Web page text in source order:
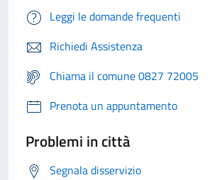
Leggi le domande frequenti
Richiedi Assistenza
Chiama il comune 0827 72005
Prenota un appuntamento
Problemi in città
Segnala disservizio